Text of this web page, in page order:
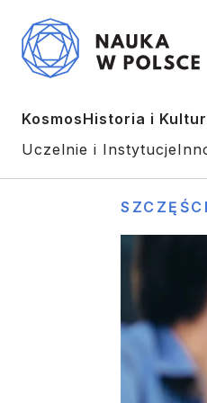
KosmosHistoria i
Uczelnie i Instytucje